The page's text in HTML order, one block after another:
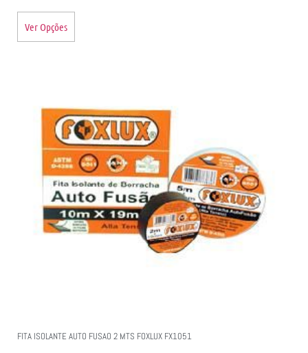
Ver Opções
FITA ISOLANTE AUTO FUSAO 2 MTS FOXLUX FX1051